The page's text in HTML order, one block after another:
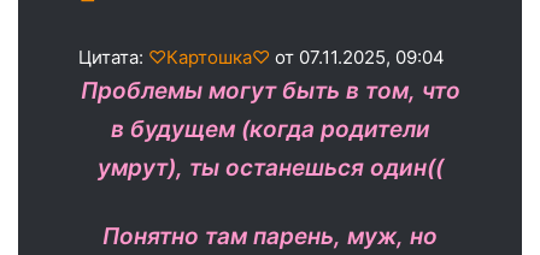
Цитата: ♡Картошка♡ от 07.11.2025, 09:04
Проблемы могут быть в том, что
в будущем (когда родители
умрут), ты останешься один((
Понятно там парень, муж, но